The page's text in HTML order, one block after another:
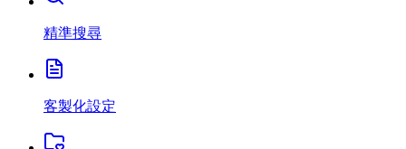
精準搜尋
客製化設定